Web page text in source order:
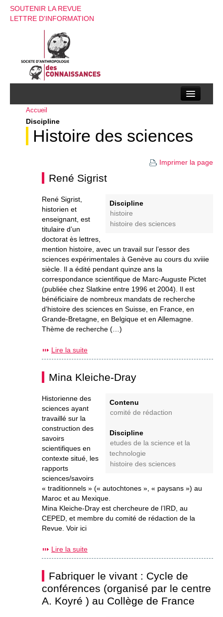
SOUTENIR LA REVUE
LETTRE D'INFORMATION
La société d’anthropologie des connaissances
La revue
Evenements
Accueil
Discipline
Histoire des sciences
Imprimer la page
René Sigrist
Discipline
histoire
histoire des sciences
René Sigrist,
historien et
enseignant, est
titulaire d’un
doctorat ès lettres,
mention histoire, avec un travail sur l’essor des
sciences expérimentales à Genève au cours du xviiie
siècle. Il a édité pendant quinze ans la
correspondance scientifique de Marc-Auguste Pictet
(publiée chez Slatkine entre 1996 et 2004). Il est
bénéficiaire de nombreux mandats de recherche
d’histoire des sciences en Suisse, en France, en
Grande-Bretagne, en Belgique et en Allemagne.
Thème de recherche (…)
Lire la suite
Mina Kleiche-Dray
Contenu
comité de rédaction
Discipline
etudes de la science et la
technologie
histoire des sciences
Historienne des
sciences ayant
travaillé sur la
construction des
savoirs
scientifiques en
contexte situé, les
rapports
sciences/savoirs
« traditionnels » (« autochtones », « paysans ») au
Maroc et au Mexique.
Mina Kleiche-Dray est chercheure de l’IRD, au
CEPED, et membre du comité de rédaction de la
Revue. Voir ici
Lire la suite
Fabriquer le vivant : Cycle de
conférences (organisé par le centre
A. Koyré ) au Collège de France